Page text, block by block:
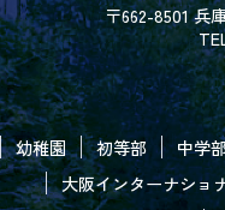
〒662-8501 兵
幼稚園 初等部 中学
大阪インターナショ